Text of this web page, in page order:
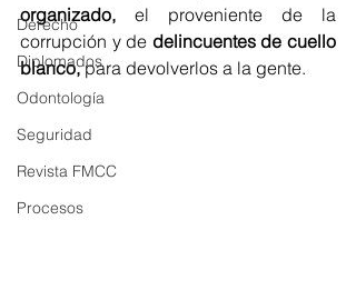
Derecho
Diplomados
Odontología
Seguridad
Revista FMCC
Procesos
organizado, el proveniente de la
corrupción y de delincuentes de cuello
blanco, para devolverlos a la gente.